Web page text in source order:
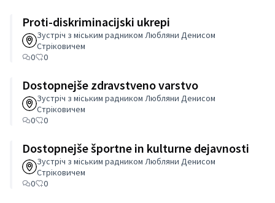
Proti-diskriminacijski ukrepi
Зустріч з міським радником Любляни Денисом
Стріковичем
0
0
Dostopnejše zdravstveno varstvo
Зустріч з міським радником Любляни Денисом
Стріковичем
0
0
Dostopnejše športne in kulturne dejavnosti
Зустріч з міським радником Любляни Денисом
Стріковичем
0
0